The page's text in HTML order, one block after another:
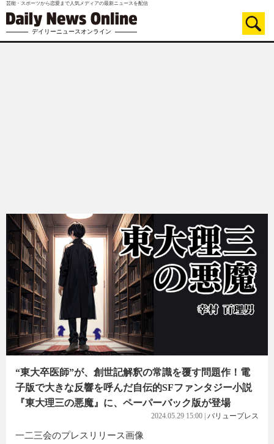
芸能・スポーツから恋愛まで人気メディアの最新ニュースを配信
デイリーニュースオンライン
“東大卒医師”が、創世記解釈の常識を覆す問題作！電
子版で大きな反響を呼んだ自伝的SFファンタジー小説
『東大理三の悪魔』に、ペーパーバック版が登場
2024.05.29 15:00 バリュープレス
一二三会のプレスリリース画像